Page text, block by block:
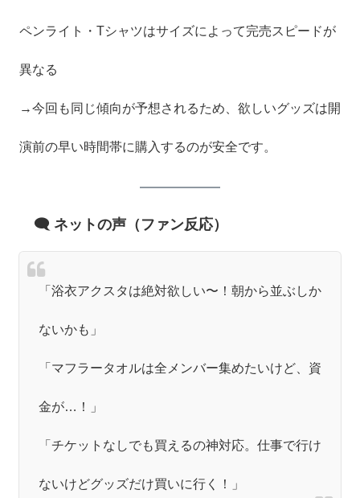
ペンライト・Tシャツはサイズによって完売スピードが
異なる
→今回も同じ傾向が予想されるため、欲しいグッズは開
演前の早い時間帯に購入するのが安全です。
🗨 ネットの声（ファン反応）
「浴衣アクスタは絶対欲しい〜！朝から並ぶしか
ないかも」
「マフラータオルは全メンバー集めたいけど、資
金が…！」
「チケットなしでも買えるの神対応。仕事で行け
ないけどグッズだけ買いに行く！」